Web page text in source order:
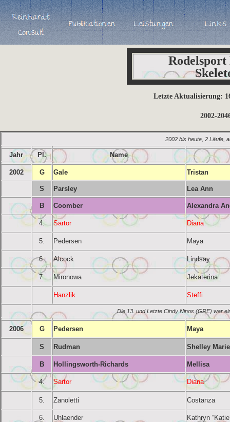
Rodelsport
Letzte Aktualisierung:
2002-
2002 bis heute, 2 Läufe,
Jahr Pl. Name
2002 G Gale Tristan
S Parsley Lea Ann
B Coomber Alexandra
4. Sartor Diana
5. Pedersen Maya
6. Alcock Lindsay
7. Mironowa Jekaterina
Hanzlik Steffi
Die 13. und Letzte Cindy Ninos (GRE) war
2006 G Pedersen Maya
S Rudman Shelley Marie
B Hollingsworth-Richards Mellisa
4. Sartor Diana
5. Zanoletti Costanza
6. Uhlaender Kathryn